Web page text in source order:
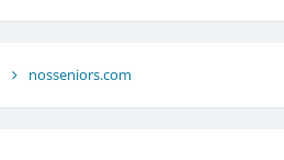
nosseniors.com